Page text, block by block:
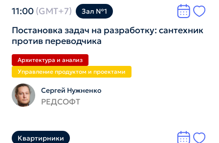
11:00 (GMT+7) Зал №1
Постановка задач на разработку: сантехник
против переводчика
Архитектура и анализ
Управление продуктом и проектами
Сергей Нужненко
РЕДСОФТ
Квартирники